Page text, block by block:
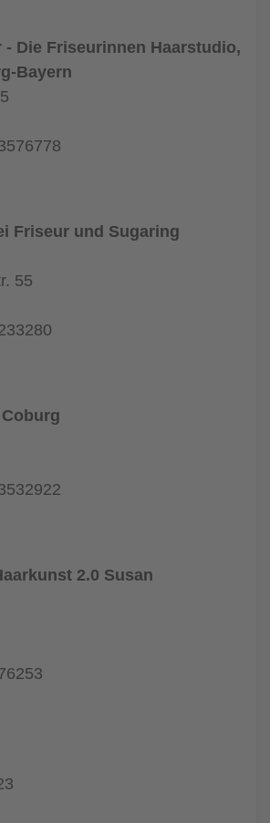
- Die Friseurinnen Haarstudio,
Bayern
Friseur und Sugaring
55
2.0 Susan